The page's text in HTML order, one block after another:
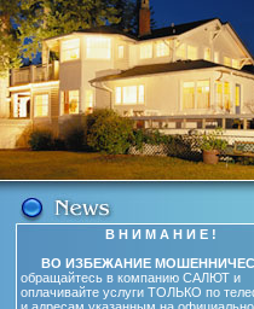
В Н И М А Н И Е !
ВО ИЗБЕЖАНИЕ
обращайтесь в компанию САЛЮТ и
оплачивайте услуги ТОЛЬКО по